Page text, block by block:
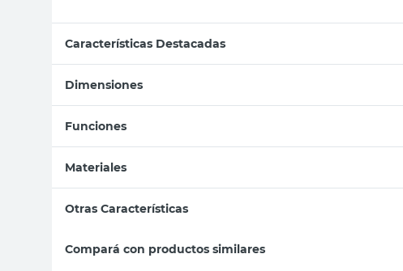
Características Destacadas
Dimensiones
Funciones
Materiales
Otras Características
Compará con productos similares